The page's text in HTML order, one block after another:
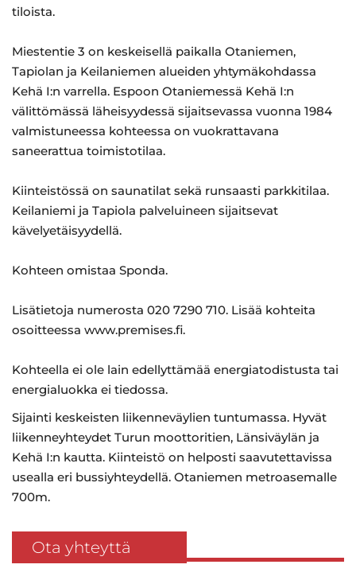
tiloista.
Miestentie 3 on keskeisellä paikalla Otaniemen,
Tapiolan ja Keilaniemen alueiden yhtymäkohdassa
Kehä I:n varrella. Espoon Otaniemessä Kehä I:n
välittömässä läheisyydessä sijaitsevassa vuonna 1984
valmistuneessa kohteessa on vuokrattavana
saneerattua toimistotilaa.
Kiinteistössä on saunatilat sekä runsaasti parkkitilaa.
Keilaniemi ja Tapiola palveluineen sijaitsevat
kävelyetäisyydellä.
Kohteen omistaa Sponda.
Lisätietoja numerosta 020 7290 710. Lisää kohteita
osoitteessa www.premises.fi.
Kohteella ei ole lain edellyttämää energiatodistusta tai
energialuokka ei tiedossa.
Sijainti keskeisten liikenneväylien tuntumassa. Hyvät
liikenneyhteydet Turun moottoritien, Länsiväylän ja
Kehä I:n kautta. Kiinteistö on helposti saavutettavissa
usealla eri bussiyhteydellä. Otaniemen metroasemalle
700m.
Ota yhteyttä